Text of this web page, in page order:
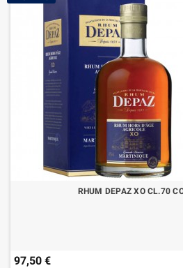
RHUM DEPAZ XO CL.70
97,50 €